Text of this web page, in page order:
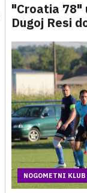
"Croatia 78"
Dugoj Resi
NOGOMETNI